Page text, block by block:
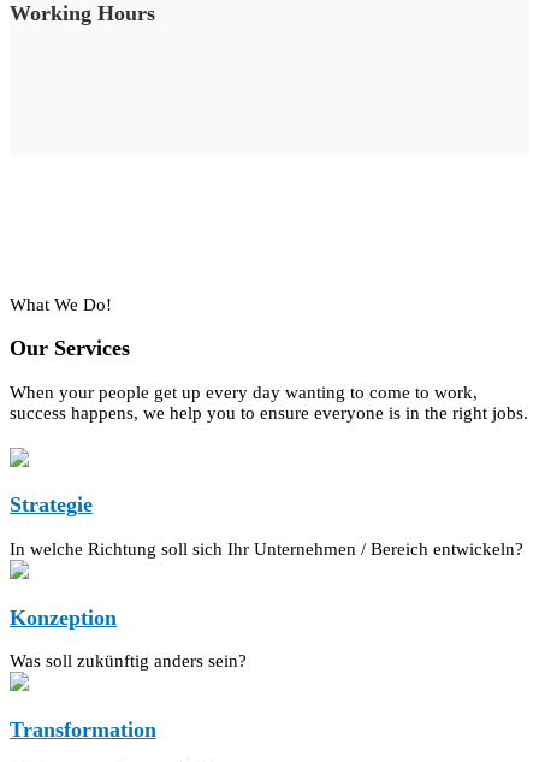
Working Hours
What We Do!
Our Services
When your people get up every day wanting to come to work,
success happens, we help you to ensure everyone is in the right jobs.
Strategie
In welche Richtung soll sich Ihr Unternehmen / Bereich entwickeln?
Konzeption
Was soll zukünftig anders sein?
Transformation